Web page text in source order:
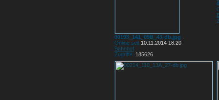
00193_141_09B_43-db.jpg
Online seit 10.11.2014 18:20
Bahnhof
Zugriffe: 185626